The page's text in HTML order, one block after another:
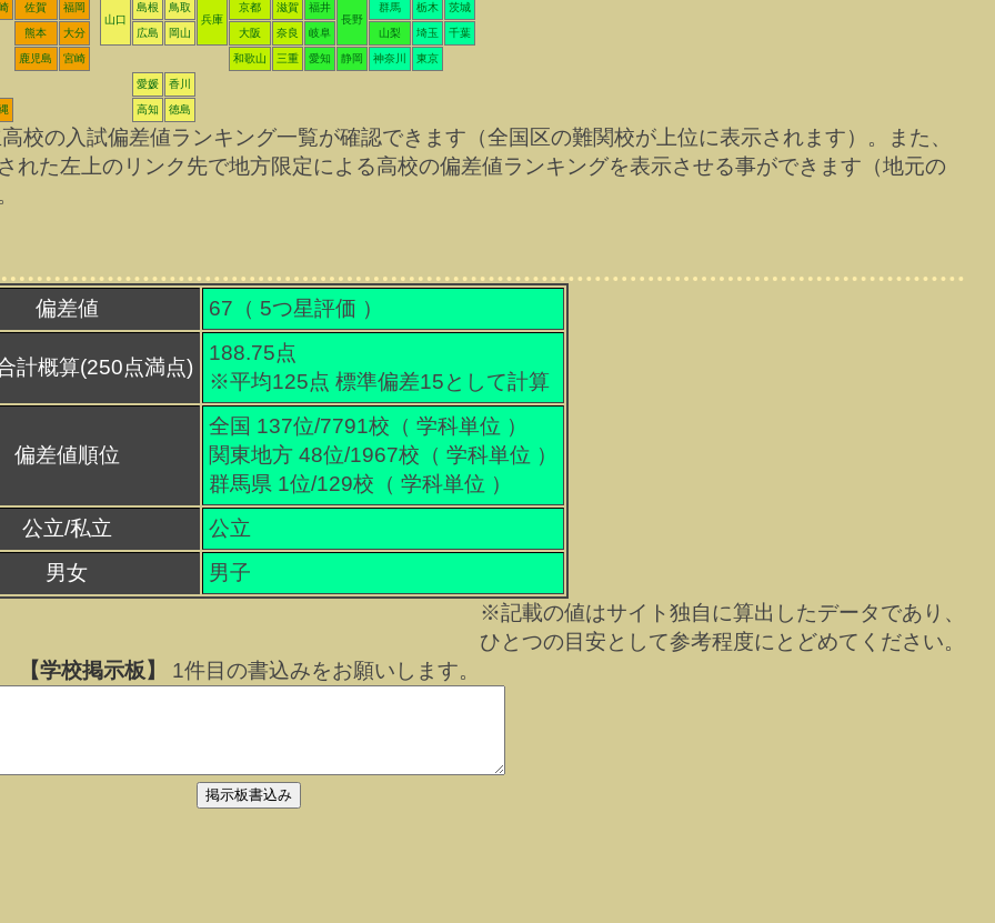
佐賀
福岡
山口
島根
鳥取
兵庫
京都 滋賀
福井
長野
群馬 栃木 茨城
熊本 大分 広島 岡山 大阪 奈良 岐阜 山梨 埼玉 千葉
鹿児島 宮崎 和歌山 三重 愛知 静岡 神奈川 東京
愛媛 香川
高知 徳島
の入試偏差値ランキング一覧が確認できます（全国区の難関校が上位に表示されます）。また、
れた左上のリンク先で地方限定による高校の偏差値ランキングを表示させる事ができます（地元の
偏差値 67（ 5つ星評価 ）
計概算(250点満点)
188.75点
※平均125点 標準偏差15として計算
偏差値順位
全国 137位/7791校（ 学科単位 ）
関東地方 48位/1967校（ 学科単位 ）
群馬県 1位/129校（ 学科単位 ）
公立/私立
公立
男女
男子
※記載の値はサイト独自に算出したデータであり、
ひとつの目安として参考程度にとどめてください。
【学校掲示板】
1件目の書込みをお願いします。